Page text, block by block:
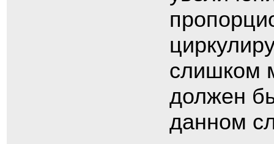
слишком
должен
данном